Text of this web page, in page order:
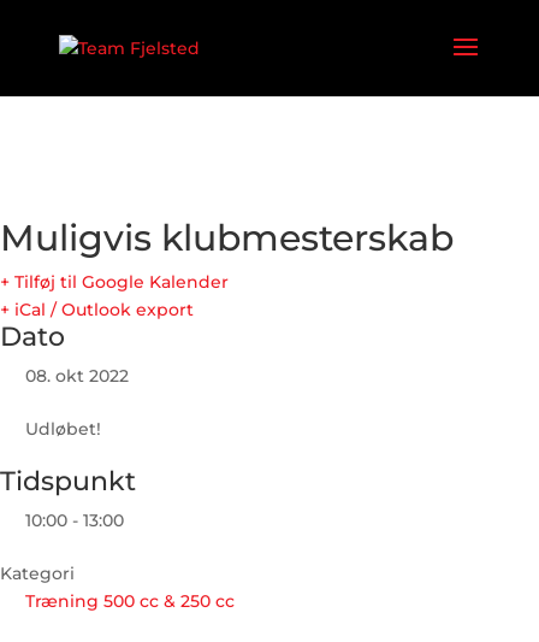
Muligvis klubmesterskab
+ Tilføj til Google Kalender
+ iCal / Outlook export
Dato
08. okt 2022
Udløbet!
Tidspunkt
10:00 - 13:00
Kategori
Træning 500 cc & 250 cc